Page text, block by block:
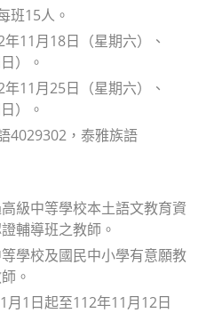
班15人。
11月18日（星期六）、
）。
11月25日（星期六）、
）。
4029302，泰雅族語
級中等學校本土語文教育資
輔導班之教師。
學校及國民中小學有意願教
。
月1日起至112年11月12日